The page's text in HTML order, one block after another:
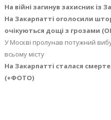
На війні загинув захисник із
На Закарпатті оголосили
очікуються дощі з грозами
У Москві пролунав потужний
всьому місту
На Закарпатті сталася
(+ФОТО)